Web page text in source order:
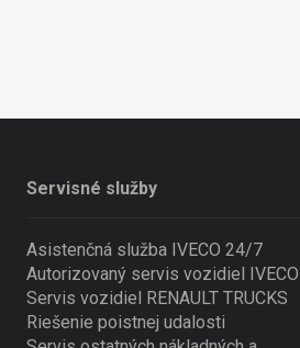
Servisné služby
Asistenčná služba IVECO 24/7
Autorizovaný servis vozidiel IVECO
Servis vozidiel RENAULT TRUCKS
Riešenie poistnej udalosti